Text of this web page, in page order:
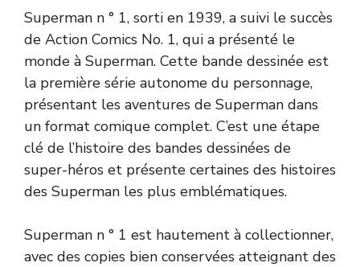
Superman n ° 1, sorti en 1939, a suivi le succès
de Action Comics No. 1, qui a présenté le
monde à Superman. Cette bande dessinée est
la première série autonome du personnage,
présentant les aventures de Superman dans
un format comique complet. C’est une étape
clé de l’histoire des bandes dessinées de
super-héros et présente certaines des histoires
des Superman les plus emblématiques.
Superman n ° 1 est hautement à collectionner,
avec des copies bien conservées atteignant des